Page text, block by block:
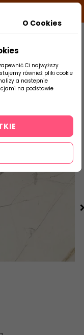
Szukaj
produktu
DOMINO
O Cookies
Ci najwyższy
również pliki cookie
a nastepnie
na podstawie